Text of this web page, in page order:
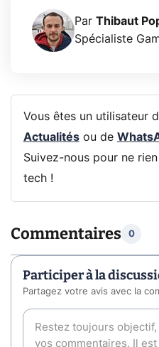
Par Thibaut
Spécialiste
Vous êtes un utilisateur
Actualitésou de
Suivez-nous pour ne
tech !
Commentaires 0
Participer à la
Partagez votre avis avec la